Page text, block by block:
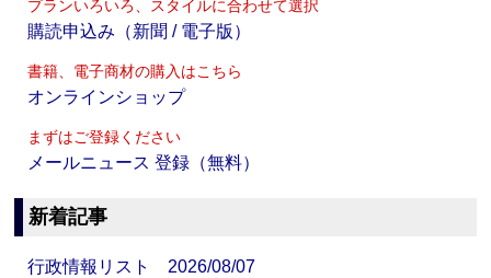
プランいろいろ、スタイルに合わせて選択
購読申込み（新聞 / 電子版）
書籍、電子商材の購入はこちら
オンラインショップ
まずはご登録ください
メールニュース 登録（無料）
新着記事
行政情報リスト 2026/08/07